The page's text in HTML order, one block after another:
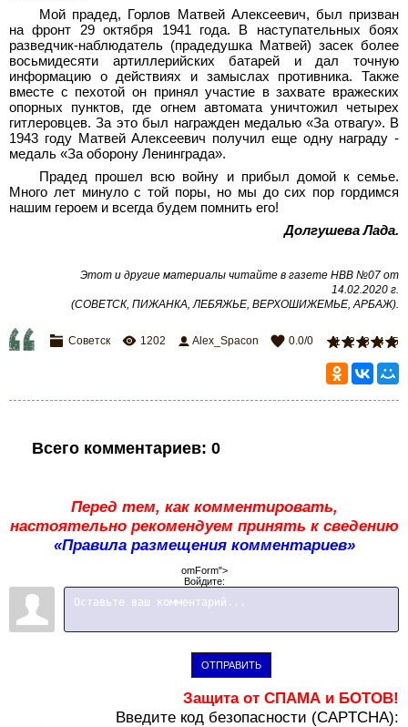
Мой прадед, Горлов Матвей Алексеевич, был призван
на фронт 29 октября 1941 года. В наступательных боях
разведчик-наблюдатель (прадедушка Матвей) засек более
восьмидесяти артиллерийских батарей и дал точную
информацию о действиях и замыслах противника. Также
вместе с пехотой он принял участие в захвате вражеских
опорных пунктов, где огнем автомата уничтожил четырех
гитлеровцев. За это был награжден медалью «За отвагу». В
1943 году Матвей Алексеевич получил еще одну награду -
медаль «За оборону Ленинграда».
Прадед прошел всю войну и прибыл домой к семье.
Много лет минуло с той поры, но мы до сих пор гордимся
нашим героем и всегда будем помнить его!
Долгушева Лада.
Этот и другие материалы читайте в газете НВВ №07 от
14.02.2020 г.
(СОВЕТСК, ПИЖАНКА, ЛЕБЯЖЬЕ, ВЕРХОШИЖЕМЬЕ, АРБАЖ).
1 2 3 4 5
Советск 1202 Alex_Spacon 0.0/0
Всего комментариев: 0
Перед тем, как комментировать,
настоятельно рекомендуем принять к сведению
«Правила размещения комментариев»
omForm">
Войдите:
ОТПРАВИТЬ
Защита от СПАМА и БОТОВ!
Введите код безопасности (CAPTCHA):